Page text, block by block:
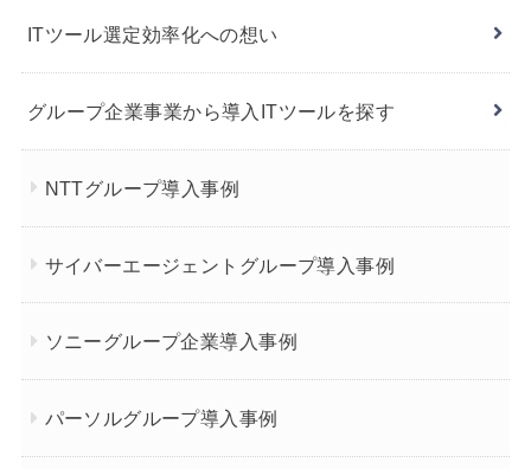
ITツール選定効率化への想い
グループ企業事業から導入ITツールを探す
NTTグループ導入事例
サイバーエージェントグループ導入事例
ソニーグループ企業導入事例
パーソルグループ導入事例